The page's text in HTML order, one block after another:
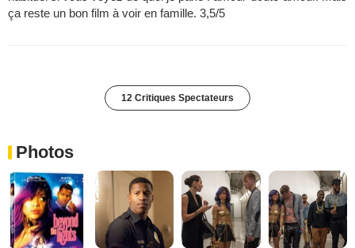
ça reste un bon film à voir en famille. 3,5/5
12 Critiques Spectateurs
Photos